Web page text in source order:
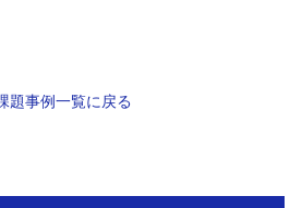
題事例一覧に戻る